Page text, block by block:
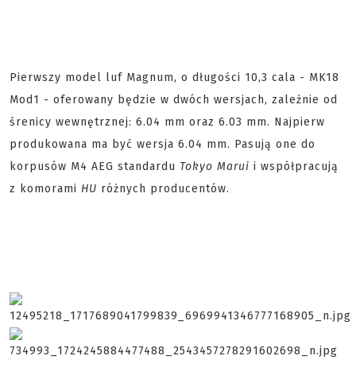
Pierwszy model luf Magnum, o długości 10,3 cala - MK18
Mod1 - oferowany będzie w dwóch wersjach, zależnie od
śrenicy wewnętrznej: 6.04 mm oraz 6.03 mm. Najpierw
produkowana ma być wersja 6.04 mm. Pasują one do
korpusów M4 AEG standardu Tokyo Marui i współpracują
z komorami HU różnych producentów.